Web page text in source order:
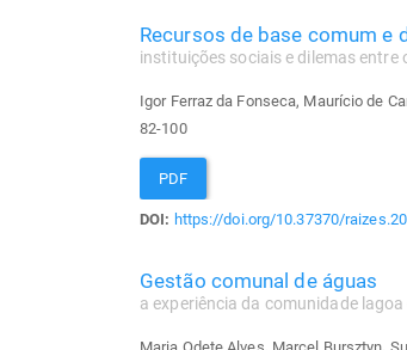
Recursos de base comum e
instituições sociais e dilemas entre
Igor Ferraz da Fonseca, Maurício de
82-100
PDF
DOI: https://doi.org/10.37370/
Gestão comunal de águas
a experiência da comunidade